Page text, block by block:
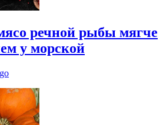
речной рыбы мягче
у морской